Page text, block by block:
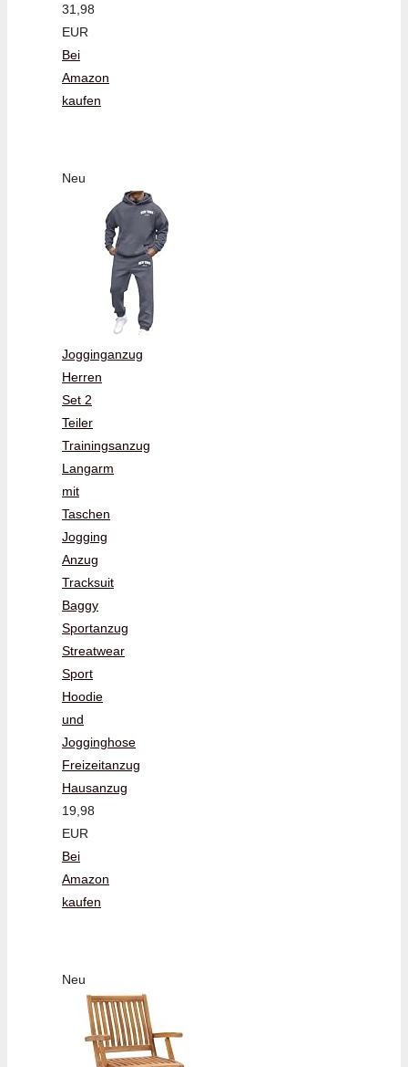
31,98
EUR
Bei
Amazon
kaufen
Neu
Jogginganzug
Herren
Set 2
Teiler
Trainingsanzug
Langarm
mit
Taschen
Jogging
Anzug
Tracksuit
Baggy
Sportanzug
Streatwear
Sport
Hoodie
und
Jogginghose
Freizeitanzug
Hausanzug
19,98
EUR
Bei
Amazon
kaufen
Neu